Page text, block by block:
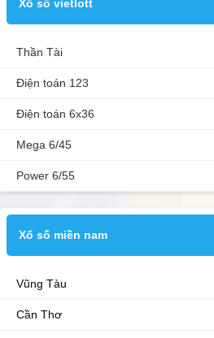
Xổ số vietlott
Thần Tài
Điện toán 123
Điện toán 6x36
Mega 6/45
Power 6/55
Xổ số miền nam
Vũng Tàu
Cần Thơ